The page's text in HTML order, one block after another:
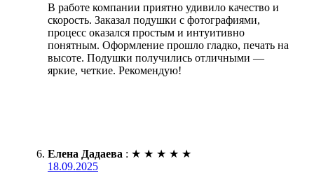
В работе компании приятно удивило качество и
скорость. Заказал подушки с фотографиями,
процесс оказался простым и интуитивно
понятным. Оформление прошло гладко, печать на
высоте. Подушки получились отличными —
яркие, четкие. Рекомендую!
Елена Дадаева : ★ ★ ★ ★ ★
18.09.2025